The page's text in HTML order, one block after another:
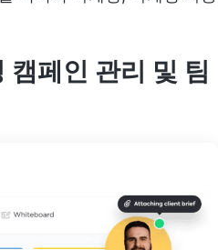
페인 관리 및 팀